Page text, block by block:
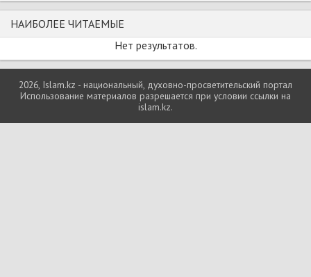
НАИБОЛЕЕ ЧИТАЕМЫЕ
Нет результатов.
2026, Islam.kz - национальный, духовно-просветительский портал
Использование материалов разрешается при условии ссылки на
islam.kz.